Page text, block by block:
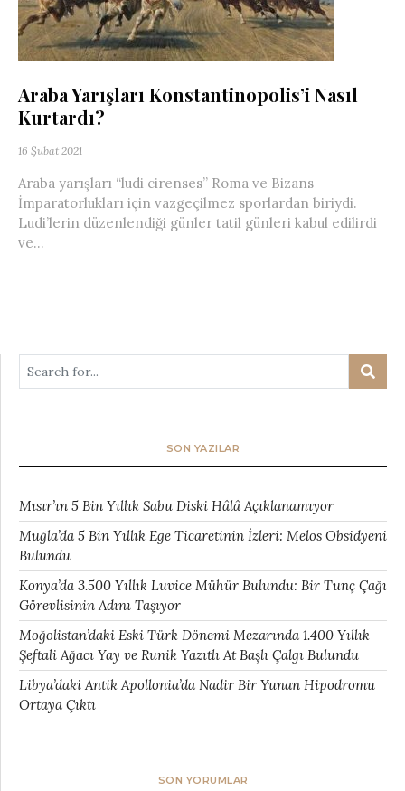
Araba Yarışları Konstantinopolis’i Nasıl
Kurtardı?
16 Şubat 2021
Araba yarışları “ludi cirenses” Roma ve Bizans
İmparatorlukları için vazgeçilmez sporlardan biriydi.
Ludi’lerin düzenlendiği günler tatil günleri kabul edilirdi
ve...
SON YAZILAR
Mısır’ın 5 Bin Yıllık Sabu Diski Hâlâ Açıklanamıyor
Muğla’da 5 Bin Yıllık Ege Ticaretinin İzleri: Melos Obsidyeni
Bulundu
Konya’da 3.500 Yıllık Luvice Mühür Bulundu: Bir Tunç Çağı
Görevlisinin Adını Taşıyor
Moğolistan’daki Eski Türk Dönemi Mezarında 1.400 Yıllık
Şeftali Ağacı Yay ve Runik Yazıtlı At Başlı Çalgı Bulundu
Libya’daki Antik Apollonia’da Nadir Bir Yunan Hipodromu
Ortaya Çıktı
SON YORUMLAR